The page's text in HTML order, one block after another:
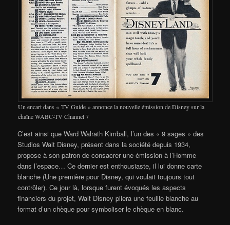
Un encart dans « TV Guide » annonce la nouvelle émission de Disney sur la
chaîne WABC-TV Channel 7
C’est ainsi que Ward Walrath Kimball, l’un des « 9 sages » des
Studios Walt Disney, présent dans la société depuis 1934,
propose à son patron de consacrer une émission à l’Homme
dans l’espace… Ce dernier est enthousiaste, il lui donne carte
blanche (Une première pour Disney, qui voulait toujours tout
contrôler). Ce jour là, lorsque furent évoqués les aspects
financiers du projet, Walt Disney pliera une feuille blanche au
format d’un chèque pour symboliser le chèque en blanc.